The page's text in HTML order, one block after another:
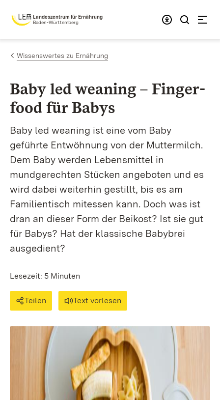
Zum Inhalt springen
Landeszentrum für Ernährung
Baden-Württemberg
Wissenswertes zu Ernährung
Baby led weaning – Finger­
food für Babys
Baby led weaning ist eine vom Baby
geführte Entwöhnung von der Muttermilch.
Dem Baby werden Lebensmittel in
mundgerechten Stücken angeboten und es
wird dabei weiterhin gestillt, bis es am
Familientisch mitessen kann. Doch was ist
dran an dieser Form der Beikost? Ist sie gut
für Babys? Hat der klassische Babybrei
ausgedient?
Lesezeit: 5 Minuten
Teilen Text vorlesen